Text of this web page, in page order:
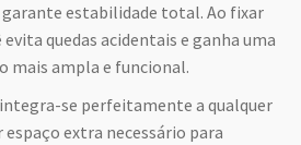
estabilidade total. Ao fixar
evita quedas acidentais e ganha uma
mais ampla e funcional.
se perfeitamente a qualquer
extra necessário para